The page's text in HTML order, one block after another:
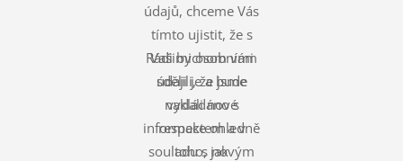
údajů, chceme Vás
tímto ujistit, že s
Vašimi osobními
údaji je a bude
nakládáno s
respektem a v
souladu s novým
Rádi bychom vám
sdělili, že jsme
vydali nové
informace ohledně
toho, jak